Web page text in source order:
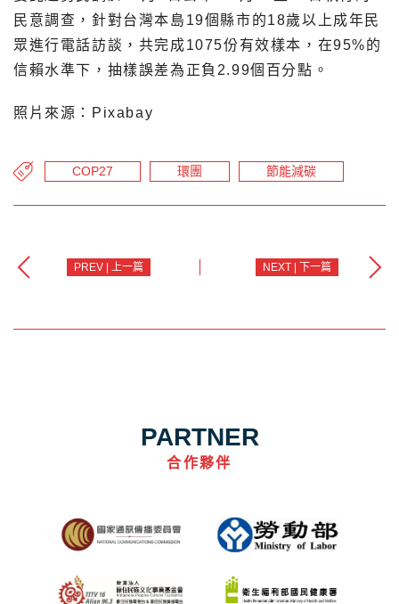
民意調查，針對台灣本島19個縣市的18歲以上成年民
眾進行電話訪談，共完成1075份有效樣本，在95%的
信賴水準下，抽樣誤差為正負2.99個百分點。
照片來源：Pixabay
COP27 環團 節能減碳
PREV | 上一篇 NEXT | 下一篇
PARTNER
合作夥伴